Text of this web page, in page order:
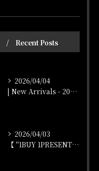
Recent Posts
2026/04/04
| New Arrivals - 2026/4/4 |
2026/04/03
【 "1BUY 1PRESENT" オンラインストア開催‼️...